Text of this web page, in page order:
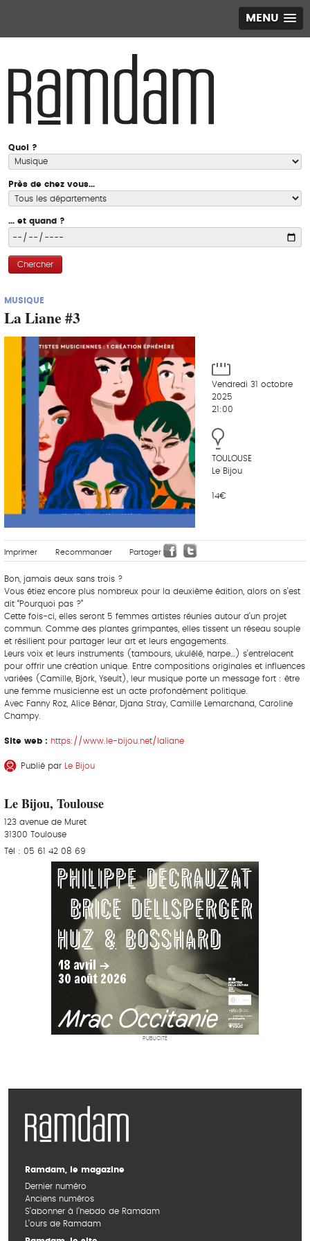
MENU
Quoi ?
Près de chez vous...
... et quand ?
Chercher
MUSIQUE
La Liane #3
Vendredi 31 octobre
2025
21:00
TOULOUSE
Le Bijou
14€
Imprimer Recommander Partager
Bon, jamais deux sans trois ?
Vous étiez encore plus nombreux pour la deuxième édition, alors on s’est
dit “Pourquoi pas ?”
Cette fois-ci, elles seront 5 femmes artistes réunies autour d’un projet
commun. Comme des plantes grimpantes, elles tissent un réseau souple
et résilient pour partager leur art et leurs engagements.
Leurs voix et leurs instruments (tambours, ukulélé, harpe…) s’entrelacent
pour offrir une création unique. Entre compositions originales et influences
variées (Camille, Björk, Yseult), leur musique porte un message fort : être
une femme musicienne est un acte profondément politique.
Avec Fanny Roz, Alice Bénar, Djana Stray, Camille Lemarchand, Caroline
Champy.
Site web : https://www.le-bijou.net/laliane
Publié par Le Bijou
Le Bijou, Toulouse
123 avenue de Muret
31300 Toulouse
Tél : 05 61 42 08 69
PUBLICITÉ
Ramdam, le magazine
Dernier numéro
Anciens numéros
S’abonner à l’hebdo de Ramdam
L’ours de Ramdam